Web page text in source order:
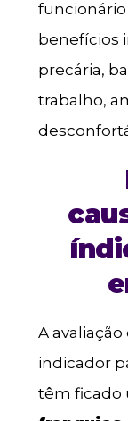
funcionário
benefícios
precária,
trabalho,
A
indicador
têm ficado